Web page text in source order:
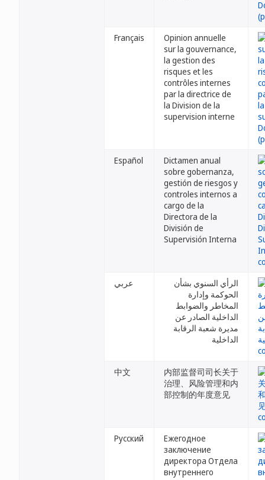
Français
Opinion annuelle
sur la gouvernance,
la gestion des
risques et les
contrôles internes
par la directrice de
la Division de la
supervision interne
Español
Dictamen anual
sobre gobernanza,
gestión de riesgos y
controles internos a
cargo de la
Directora de la
División de
Supervisión Interna
عربي
الرأي السنوي بشأن
الحوكمة وإدارة
المخاطر والضوابط
الداخلية الصادر عن
مديرة شعبة الرقابة
الداخلية
中文
内部监督司司长关于
治理、风险管理和内
部控制的年度意见
Русский
Ежегодное
заключение
директора Отдела
внутреннего